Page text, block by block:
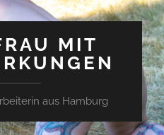
MIT
aus Hamburg